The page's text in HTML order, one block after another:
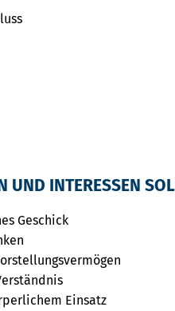
UND INTERESSEN
Geschick
Einsatz